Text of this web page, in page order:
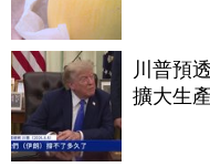
川普預
擴大生產